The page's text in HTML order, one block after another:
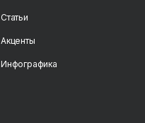
Статьи
Акценты
Инфографика